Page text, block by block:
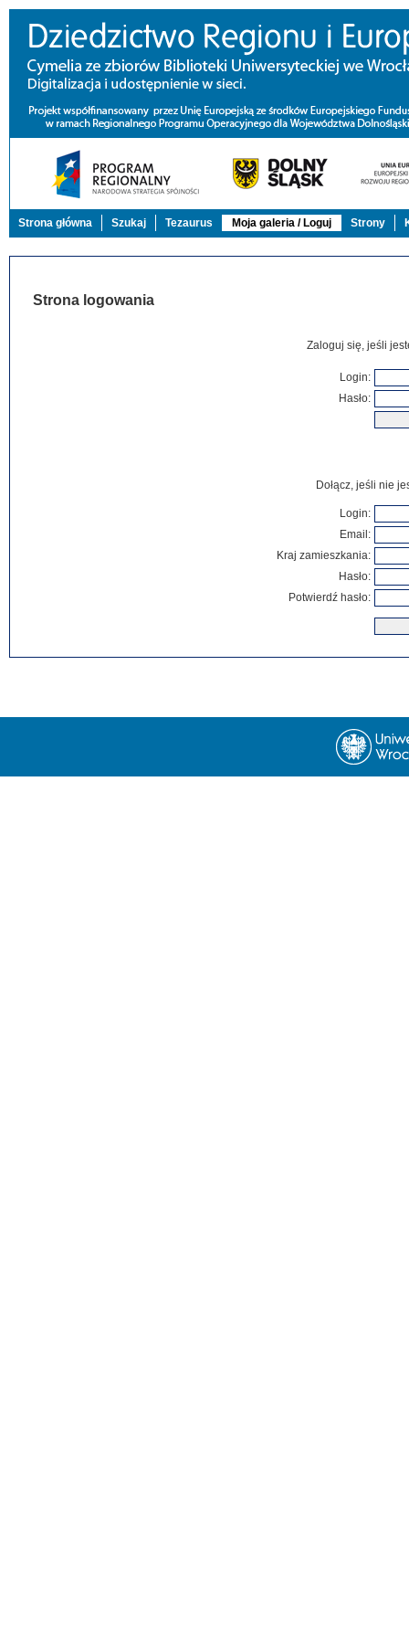
Strona główna Szukaj Tezaurus Moja galeria / Loguj Strony
Strona logowania
Zaloguj się, jeśli
Login:
Hasło:
Dołącz, jeśli nie
Login:
Email:
Kraj zamieszkania:
Hasło:
Potwierdź hasło: